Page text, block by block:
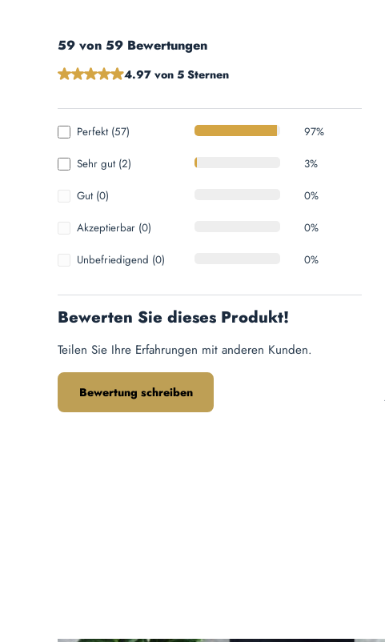
59 von 59 Bewertungen
Durchschnittliche Bewertung von 4.97 von 5 Sternen
4.97 von 5 Sternen
Perfekt (57) 97%
Sehr gut (2) 3%
Gut (0) 0%
Akzeptierbar (0) 0%
Unbefriedigend (0) 0%
Bewerten Sie dieses Produkt!
Teilen Sie Ihre Erfahrungen mit anderen Kunden.
Bewertung schreiben